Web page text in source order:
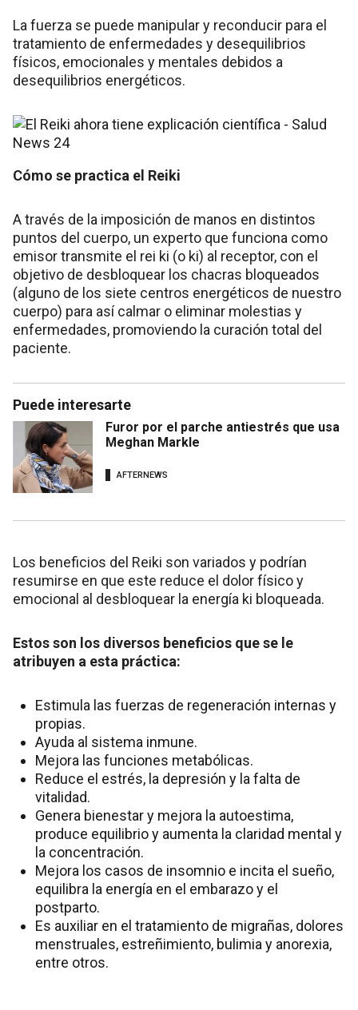
La fuerza se puede manipular y reconducir para el
tratamiento de enfermedades y desequilibrios
físicos, emocionales y mentales debidos a
desequilibrios energéticos.
Cómo se practica el Reiki
A través de la imposición de manos en distintos
puntos del cuerpo, un experto que funciona como
emisor transmite el rei ki (o ki) al receptor, con el
objetivo de desbloquear los chacras bloqueados
(alguno de los siete centros energéticos de nuestro
cuerpo) para así calmar o eliminar molestias y
enfermedades, promoviendo la curación total del
paciente.
Puede interesarte
Furor por el parche antiestrés que usa
Meghan Markle
AFTERNEWS
Los beneficios del Reiki son variados y podrían
resumirse en que este reduce el dolor físico y
emocional al desbloquear la energía ki bloqueada.
Estos son los diversos beneficios que se le
atribuyen a esta práctica:
Estimula las fuerzas de regeneración internas y
propias.
Ayuda al sistema inmune.
Mejora las funciones metabólicas.
Reduce el estrés, la depresión y la falta de
vitalidad.
Genera bienestar y mejora la autoestima,
produce equilibrio y aumenta la claridad mental y
la concentración.
Mejora los casos de insomnio e incita el sueño,
equilibra la energía en el embarazo y el
postparto.
Es auxiliar en el tratamiento de migrañas, dolores
menstruales, estreñimiento, bulimia y anorexia,
entre otros.